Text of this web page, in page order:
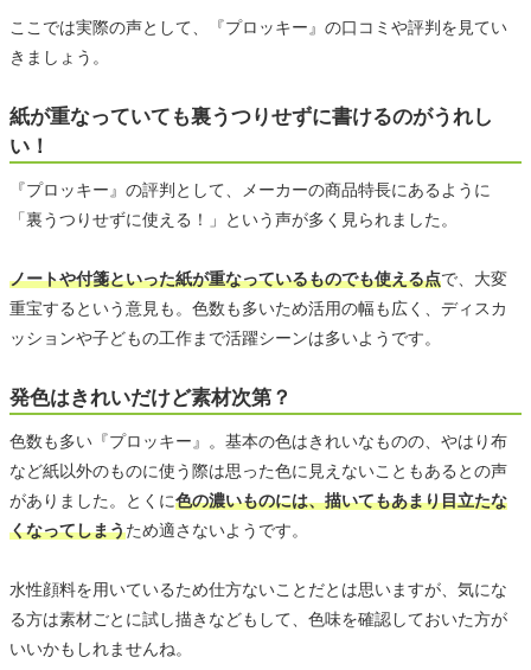
ここでは実際の声として、『プロッキー』の口コミや評判を見てい
きましょう。
紙が重なっていても裏うつりせずに書けるのがうれし
い！
『プロッキー』の評判として、メーカーの商品特長にあるように
「裏うつりせずに使える！」という声が多く見られました。
ノートや付箋といった紙が重なっているものでも使える点で、大変
重宝するという意見も。色数も多いため活用の幅も広く、ディスカ
ッションや子どもの工作まで活躍シーンは多いようです。
発色はきれいだけど素材次第？
色数も多い『プロッキー』。基本の色はきれいなものの、やはり布
など紙以外のものに使う際は思った色に見えないこともあるとの声
がありました。とくに色の濃いものには、描いてもあまり目立たな
くなってしまうため適さないようです。
水性顔料を用いているため仕方ないことだとは思いますが、気にな
る方は素材ごとに試し描きなどもして、色味を確認しておいた方が
いいかもしれませんね。